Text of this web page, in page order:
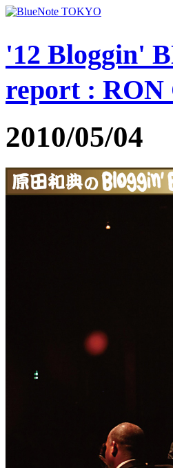
'12 Bloggin'
report : RON
2010/05/04